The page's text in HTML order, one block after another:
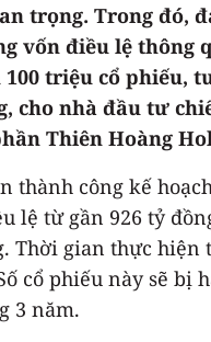
trọng. Trong đó,
vốn điều lệ thông
100 triệu cổ phiếu,
cho nhà đầu tư
Thiên Hoàng
thành công kế
lệ từ gần 926 tỷ
Thời gian thực hiện
cổ phiếu này sẽ bị
3 năm.